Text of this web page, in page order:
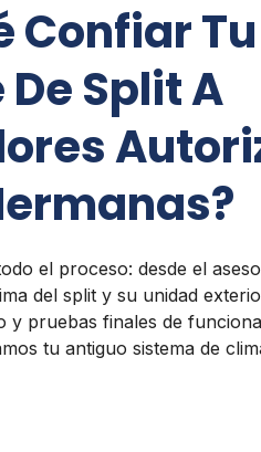
Confiar Tu
Split A
el proceso: desde el
del split y su unidad
y pruebas finales de
tu antiguo sistema de